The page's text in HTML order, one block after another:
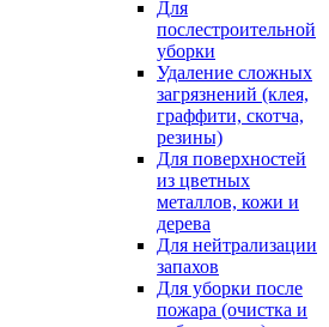
Для
послестроительной
уборки
Удаление сложных
загрязнений (клея,
граффити, скотча,
резины)
Для поверхностей
из цветных
металлов, кожи и
дерева
Для нейтрализации
запахов
Для уборки после
пожара (очистка и